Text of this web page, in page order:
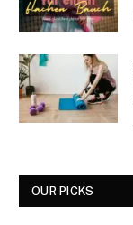
OUR PICKS